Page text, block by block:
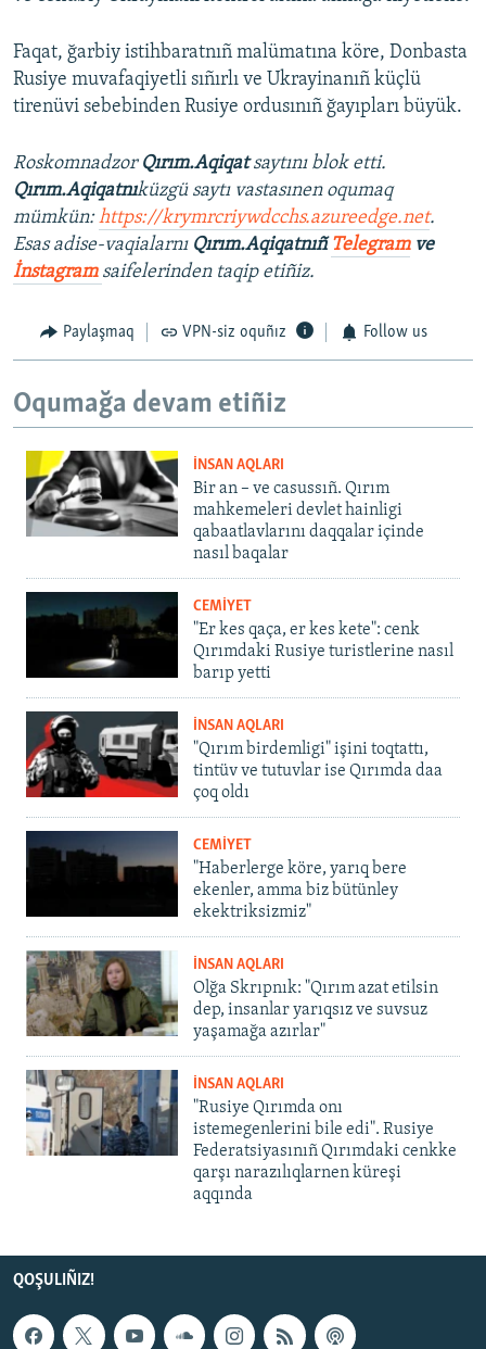
Faqat, ğarbiy istihbaratnıñ malümatına köre, Donbasta
Rusiye muvafaqiyetli sıñırlı ve Ukrayinanıñ küçlü
tirenüvi sebebinden Rusiye ordusınıñ ğayıpları büyük.
Roskomnadzor Qırım.Aqiqatsaytını blok etti.
Qırım.Aqiqatnıküzgü saytı vastasınen oqumaq
mümkün:https://krymrcriywdcchs.azureedge.net.
Esas adise-vaqialarnı Qırım.Aqiqatnıñ Telegramve
İnstagram saifelerinden taqip etiñiz.
Paylaşmaq VPN-siz oquñız Follow us
Oqumağa devam etiñiz
İNSAN AQLARI
Bir an – ve casussıñ. Qırım
mahkemeleri devlet hainligi
qabaatlavlarını daqqalar içinde
nasıl baqalar
CEMİYET
"Er kes qaça, er kes kete": cenk
Qırımdaki Rusiye turistlerine nasıl
barıp yetti
İNSAN AQLARI
"Qırım birdemligi" işini toqtattı,
tintüv ve tutuvlar ise Qırımda daa
çoq oldı
CEMİYET
"Haberlerge köre, yarıq bere
ekenler, amma biz bütünley
ekektriksizmiz"
İNSAN AQLARI
Olğa Skrıpnık: "Qırım azat etilsin
dep, insanlar yarıqsız ve suvsuz
yaşamağa azırlar"
İNSAN AQLARI
"Rusiye Qırımda onı
istemegenlerini bile edi". Rusiye
Federatsiyasınıñ Qırımdaki cenkke
qarşı narazılıqlarnen küreşi
aqqında
QOŞULIÑIZ!